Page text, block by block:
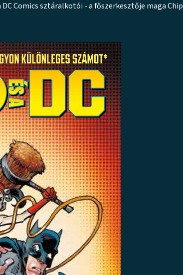
Comics sztáralkotói - a főszerkesztője maga Chip